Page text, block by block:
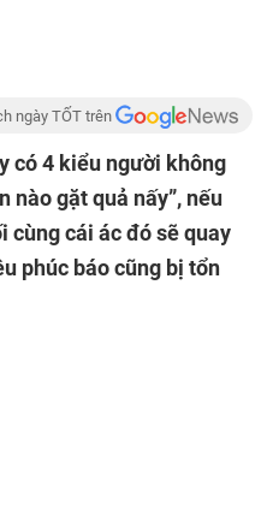
ngày TỐT trên
có 4 kiểu người không
nào gặt quả nấy”, nếu
cùng cái ác đó sẽ quay
phúc báo cũng bị tổn